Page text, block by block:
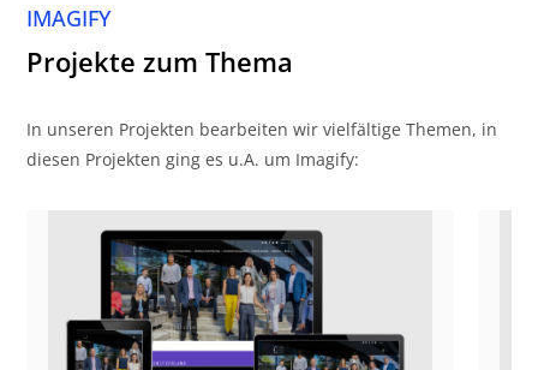
IMAGIFY
Projekte zum Thema
In unseren Projekten bearbeiten wir vielfältige Themen, in
diesen Projekten ging es u.A. um Imagify: